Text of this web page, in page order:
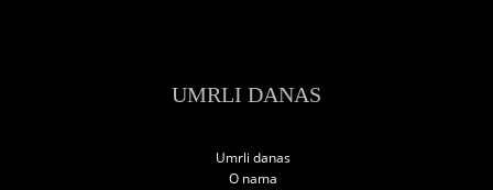
UMRLI DANAS
Umrli danas
O nama